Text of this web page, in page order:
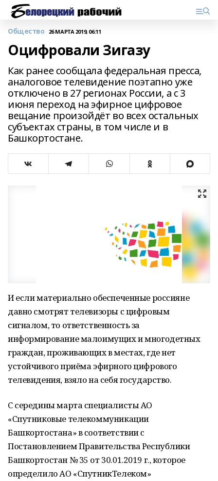
Общество 26 МАРТА 2019, 06:11
Оцифровали Зигазу
Как ранее сообщала федеральная пресса,
аналоговое телевидение поэтапно уже
отключено в 27 регионах России, а с 3
июня переход на эфирное цифровое
вещание произойдёт во всех остальных
субъектах страны, в том числе и в
Башкортостане.
И если материально обеспеченные россияне
давно смотрят телевизоры с цифровым
сигналом, то ответственность за
информирование малоимущих и многодетных
граждан, проживающих в местах, где нет
устойчивого приёма эфирного цифрового
телевидения, взяло на себя государство.
С середины марта специалисты АО
«Спутниковые телекоммуникации
Башкортостана» в соответствии с
Постановлением Правительства Республики
Башкортостан № 35 от 30.01.2019 г., которое
определило АО «СпутникТелеком»